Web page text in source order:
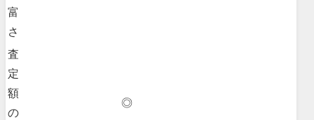
富
さ
査
定
額
の
◎